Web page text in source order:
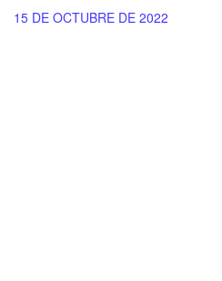
15 DE OCTUBRE DE 2022